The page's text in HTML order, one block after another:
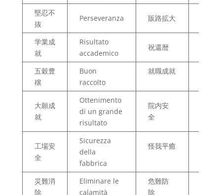
堅忍不
抜
Perseveranza 販路拡大
学業成
就
Risultato
accademico
祝還暦
五穀豊
穣
Buon
raccolto
就職成就
大願成
就
Ottenimento
di un grande
risultato
院内安
全
工場安
全
Sicurezza
della
fabbrica
怪我平癒
災難消
除
Eliminare le
calamità
危難防
除